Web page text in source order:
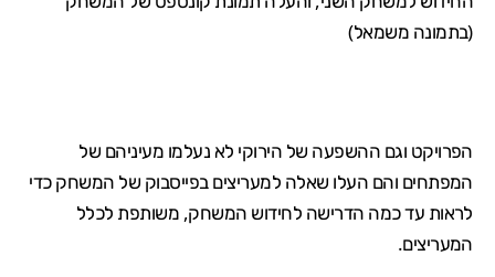
(בתמונה משמאל)
הפרויקט וגם ההשפעה של הירוקי לא נעלמו מעיניהם של
המפתחים והם העלו שאלה למעריציםבפייסבוק של המשחקכדי
לראות עד כמה הדרישה לחידוש המשחק, משותפת לכלל
המעריצים.